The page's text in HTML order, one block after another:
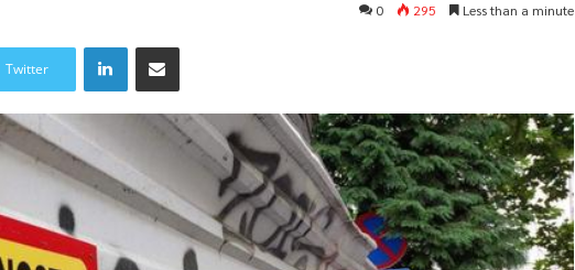
0 295 Less than a minute
Twitter